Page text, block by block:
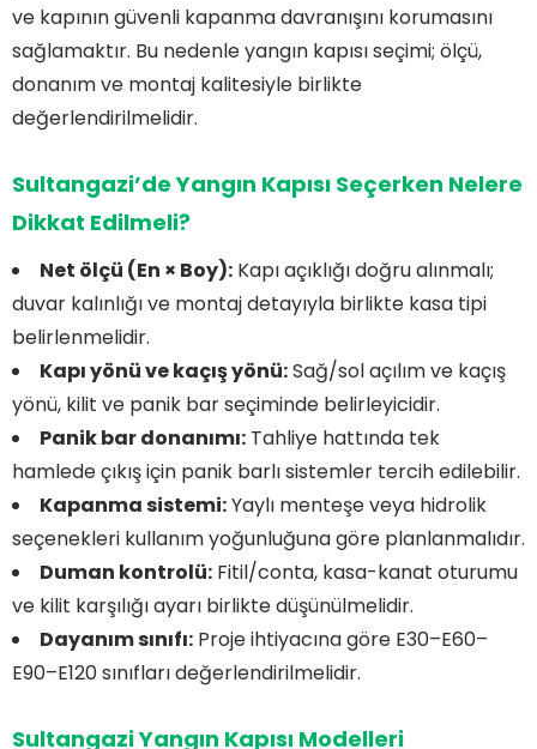
ve kapının güvenli kapanma davranışını korumasını
sağlamaktır. Bu nedenle yangın kapısı seçimi; ölçü,
donanım ve montaj kalitesiyle birlikte
değerlendirilmelidir.
Sultangazi’de Yangın Kapısı Seçerken Nelere
Dikkat Edilmeli?
Net ölçü (En × Boy): Kapı açıklığı doğru alınmalı;
duvar kalınlığı ve montaj detayıyla birlikte kasa tipi
belirlenmelidir.
Kapı yönü ve kaçış yönü:Sağ/sol açılım ve kaçış
yönü, kilit ve panik bar seçiminde belirleyicidir.
Panik bar donanımı: Tahliye hattında tek
hamlede çıkış için panik barlı sistemler tercih edilebilir.
Kapanma sistemi:Yaylı menteşe veya hidrolik
seçenekleri kullanım yoğunluğuna göre planlanmalıdır.
Duman kontrolü: Fitil/conta, kasa-kanat oturumu
ve kilit karşılığı ayarı birlikte düşünülmelidir.
Dayanım sınıfı: Proje ihtiyacına göre E30–E60–
E90–E120 sınıfları değerlendirilmelidir.
Sultangazi Yangın Kapısı Modelleri